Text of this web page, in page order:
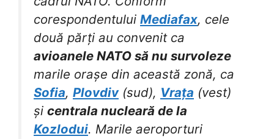
corespondentului Mediafax, cele
două părți au convenit ca
avioanele NATO să nu survoleze
marile orașe din această zonă, ca
Sofia, Plovdiv(sud), Vrața (vest)
și centrala nucleară de la
Kozlodui. Marile aeroporturi